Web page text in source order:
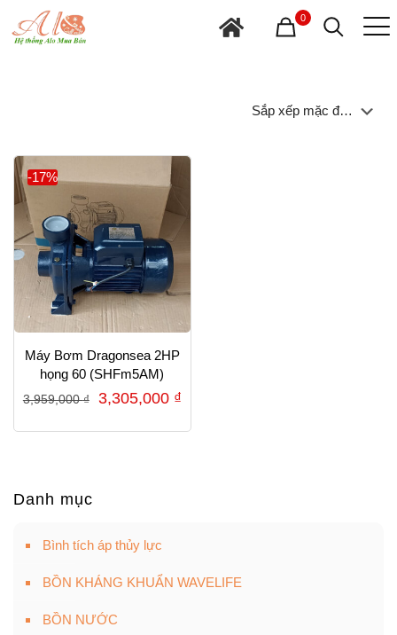
0
-17%
Máy Bơm Dragonsea 2HP
họng 60 (SHFm5AM)
3,959,000₫
Giá
3,305,000 ₫Giá
Danh mục
Bình tích áp thủy lực
BỒN KHÁNG KHUẨN WAVELIFE
BỒN NƯỚC